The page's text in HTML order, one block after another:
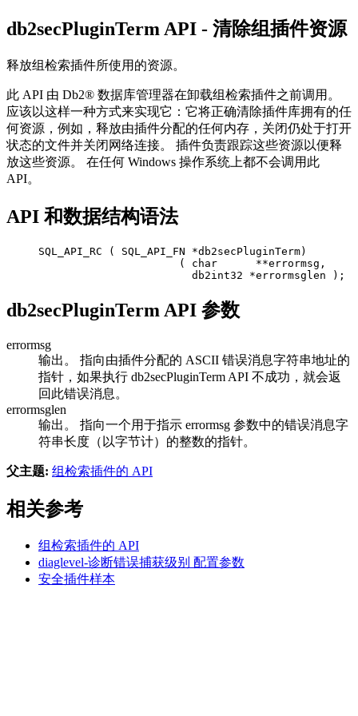
db2secPluginTerm API - 清除组插件资源
释放组检索插件所使用的资源。
此 API 由 Db2® 数据库管理器在卸载组检索插件之前调用。
应该以这样一种方式来实现它：它将正确清除插件库拥有的任
何资源，例如，释放由插件分配的任何内存，关闭仍处于打开
状态的文件并关闭网络连接。 插件负责跟踪这些资源以便释
放这些资源。 在任何 Windows 操作系统上都不会调用此
API。
API 和数据结构语法
     SQL_API_RC ( SQL_API_FN *db2secPluginTerm)
                           ( char      **errormsg,
                             db2int32 *errormsglen );
db2secPluginTerm API 参数
errormsg
输出。 指向由插件分配的 ASCII 错误消息字符串地址的
指针，如果执行 db2secPluginTermAPI 不成功，就会返
回此错误消息。
errormsglen
输出。 指向一个用于指示 errormsg 参数中的错误消息字
符串长度（以字节计）的整数的指针。
父主题: 组检索插件的 API
相关参考
组检索插件的 API
diaglevel-诊断错误捕获级别 配置参数
安全插件样本